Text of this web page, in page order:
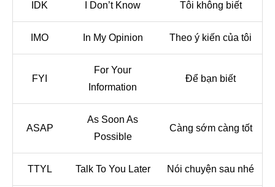
IDK I Don’t Know Tôi không biết
IMO In My Opinion Theo ý kiến của tôi
FYI
For Your
Information
Để bạn biết
ASAP
As Soon As
Possible
Càng sớm càng tốt
TTYL Talk To You Later Nói chuyện sau nhé